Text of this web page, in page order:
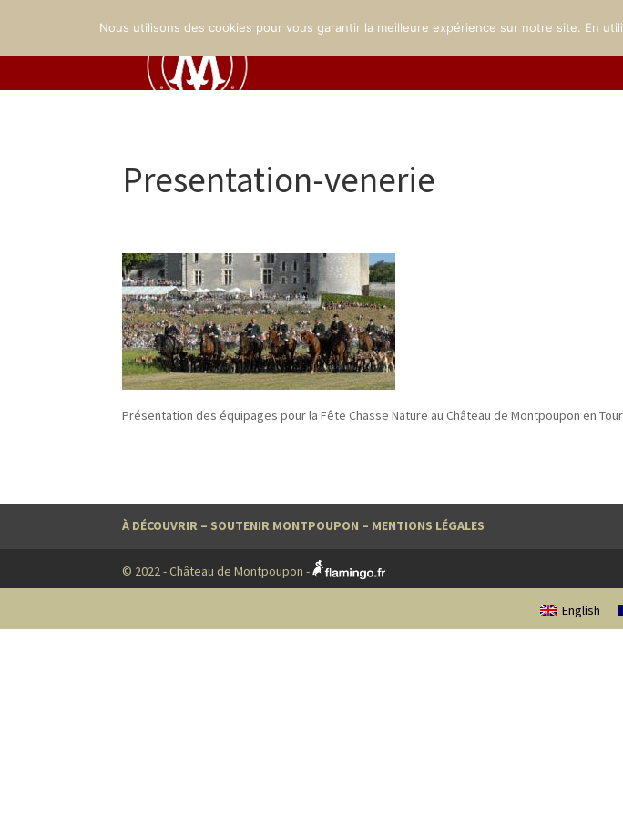
THE CHATEAU THE MUSEUM
Presentation-venerie
Présentation des équipages pour la Fête Chasse Nature au Château de Montpoupon en
À DÉCOUVRIR – SOUTENIR MONTPOUPON – MENTIONS LÉGALES
© 2022 - Château de Montpoupon -
English
Nous utilisons des cookies pour vous garantir la meilleure expérience sur notre site. En